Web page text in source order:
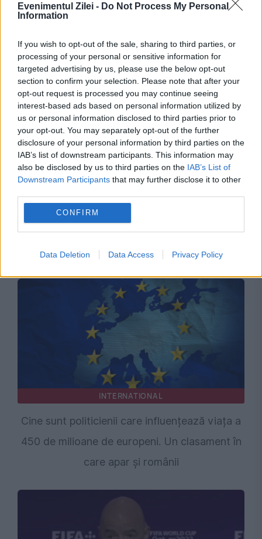
Evenimentul Zilei - Do Not Process My Personal
Information
If you wish to opt-out of the sale, sharing to third parties, or
processing of your personal or sensitive information for
targeted advertising by us, please use the below opt-out
section to confirm your selection. Please note that after your
opt-out request is processed you may continue seeing
interest-based ads based on personal information utilized by
us or personal information disclosed to third parties prior to
your opt-out. You may separately opt-out of the further
disclosure of your personal information by third parties on the
IAB’s list of downstream participants. This information may
also be disclosed by us to third parties on the IAB’s List of
Downstream Participants that may further disclose it to other
CONFIRM
Data Deletion Data Access Privacy Policy
Legea biodiversității a trecut de Comisia
Juridică și de Mediu. Tensiuni între AUR și
USR din cauza termenilor din proiect
POLITICA
Victor Ponta readuce în prim-plan cazul
Mircea Diaconu. Atac la Dominic Fritz
INTERNATIONAL
Cine sunt politicienii care influențează viața a
450 de milioane de europeni. Un clasament în
care apar și românii